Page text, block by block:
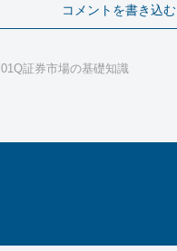
コメントを書き込む
01Q証券市場の基礎知識